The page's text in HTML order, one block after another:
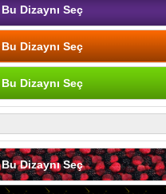
Bu Dizaynı Seç
Bu Dizaynı Seç
Bu Dizaynı Seç
Bu Dizaynı Seç